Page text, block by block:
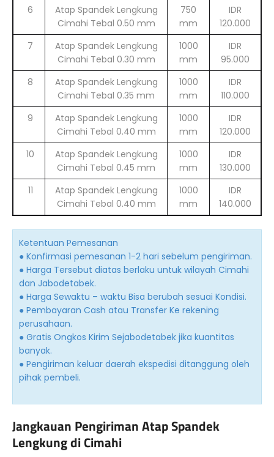
6
Atap Spandek Lengkung
Cimahi Tebal 0.50 mm
750
mm
IDR
120.000
7
Atap Spandek Lengkung
Cimahi Tebal 0.30 mm
1000
mm
IDR
95.000
8
Atap Spandek Lengkung
Cimahi Tebal 0.35 mm
1000
mm
IDR
110.000
9
Atap Spandek Lengkung
Cimahi Tebal 0.40 mm
1000
mm
IDR
120.000
10
Atap Spandek Lengkung
Cimahi Tebal 0.45 mm
1000
mm
IDR
130.000
11
Atap Spandek Lengkung
Cimahi Tebal 0.40 mm
1000
mm
IDR
140.000
Ketentuan Pemesanan
● Konfirmasi pemesanan 1-2 hari sebelum pengiriman.
● Harga Tersebut diatas berlaku untuk wilayah Cimahi
dan Jabodetabek.
● Harga Sewaktu – waktu Bisa berubah sesuai Kondisi.
● Pembayaran Cash atau Transfer Ke rekening
perusahaan.
● Gratis Ongkos Kirim Sejabodetabek jika kuantitas
banyak.
● Pengiriman keluar daerah ekspedisi ditanggung oleh
pihak pembeli.
Jangkauan Pengiriman Atap Spandek
Lengkung di Cimahi